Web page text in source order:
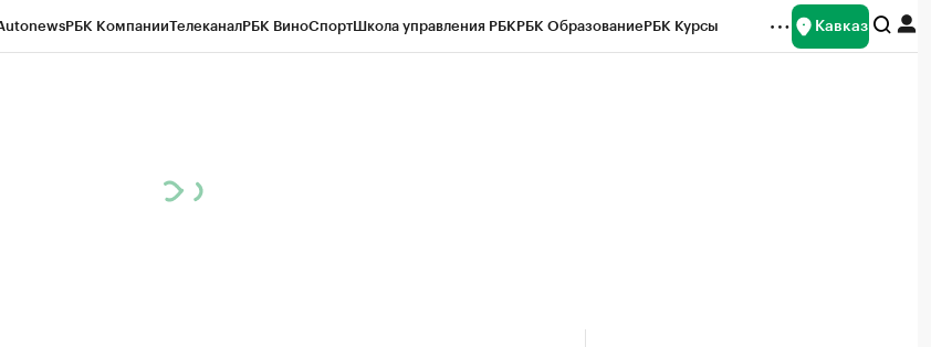
РБК КомпанииТелеканалРБК ВиноСпортШкола управления РБКРБК ОбразованиеРБК Курсы Кавказ